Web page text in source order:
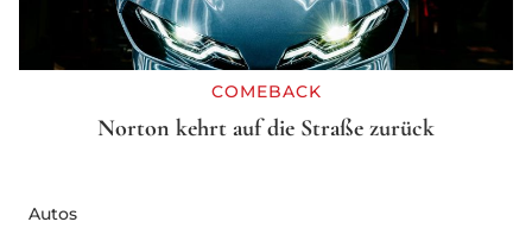
COMEBACK
Norton kehrt auf die Straße zurück
Autos